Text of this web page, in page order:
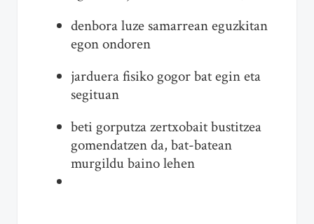
denbora luze samarrean eguzkitan
egon ondoren
jarduera fisiko gogor bat egin eta
segituan
beti gorputza zertxobait bustitzea
gomendatzen da, bat-batean
murgildu baino lehen